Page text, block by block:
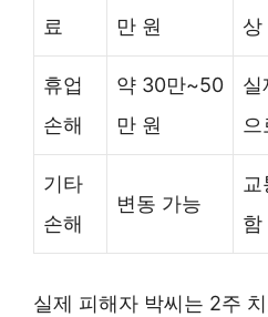
료
만 원
상
휴업
손해
약 30만~50
만 원
실
으
기타
손해
변동 가능
교
함
실제 피해자 박씨는 2주